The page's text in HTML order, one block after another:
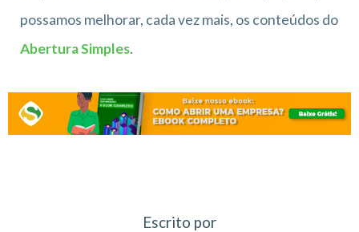
possamos melhorar, cada vez mais, os conteúdos do
Abertura Simples.
Escrito por